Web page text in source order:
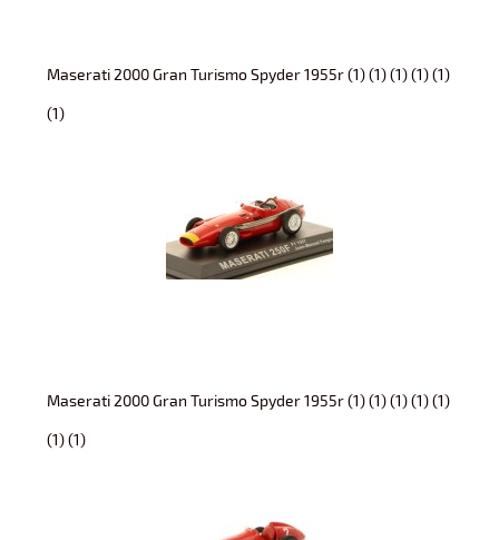
Maserati 2000 Gran Turismo Spyder 1955r (1) (1) (1) (1) (1)
(1)
Maserati 2000 Gran Turismo Spyder 1955r (1) (1) (1) (1) (1)
(1) (1)